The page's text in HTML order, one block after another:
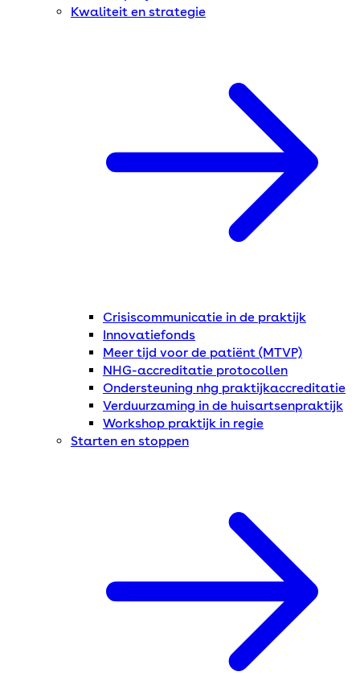
Kwaliteit en strategie
Crisiscommunicatie in de praktijk
Innovatiefonds
Meer tijd voor de patiënt (MTVP)
NHG-accreditatie protocollen
Ondersteuning nhg praktijkaccreditatie
Verduurzaming in de huisartsenpraktijk
Workshop praktijk in regie
Starten en stoppen